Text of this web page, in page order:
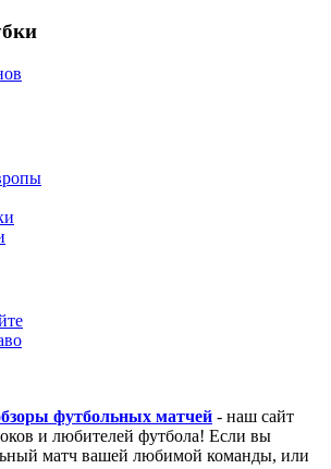
футбольных матчей - наш сайт
и любителей футбола! Если вы
матч вашей любимой команды, или